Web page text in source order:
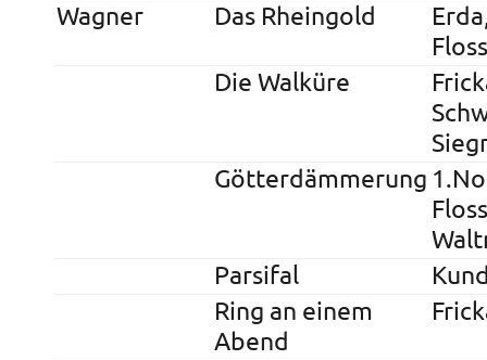
Wagner
Das Rheingold
Die Walküre
Götterdämmerung
Parsifal
Ring an einem
Abend